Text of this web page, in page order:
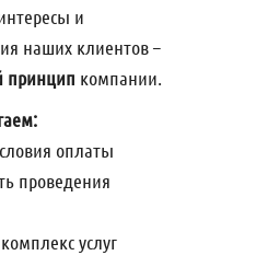
и
наших клиентов –
принцип компании.
оплаты
проведения
услуг